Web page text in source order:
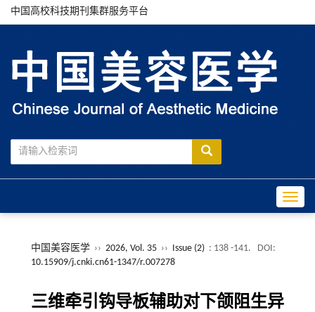
中国高校科技期刊集群服务平台
中国美容医学 ›› 2026, Vol. 35 ›› Issue (2) : 138 -141.
DOI:
10.15909/j.cnki.cn61-1347/r.007278
三维牵引钩导板辅助对下颌阻生异